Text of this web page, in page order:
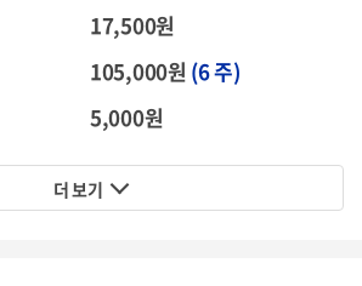
17,500원
105,000원 (6 주)
5,000원
더 보기